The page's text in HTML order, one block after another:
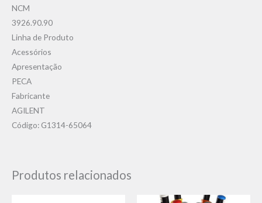
NCM
3926.90.90
Linha de Produto
Acessórios
Apresentação
PECA
Fabricante
AGILENT
Código: G1314-65064
Produtos relacionados